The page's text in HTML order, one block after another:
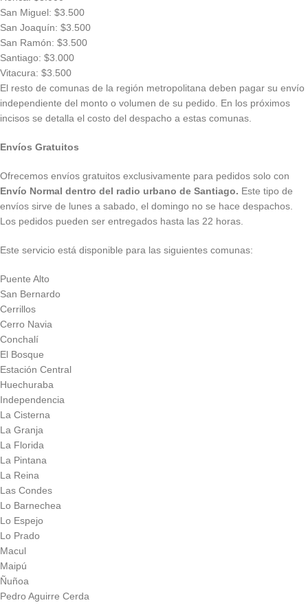
San Miguel: $3.500
San Joaquín: $3.500
San Ramón: $3.500
Santiago: $3.000
Vitacura: $3.500
El resto de comunas de la región metropolitana deben pagar su envío
independiente del monto o volumen de su pedido. En los próximos
incisos se detalla el costo del despacho a estas comunas.
Envíos Gratuitos
Ofrecemos envíos gratuitos exclusivamente para pedidos solo con
Envío Normal dentro del radio urbano de Santiago. Este tipo de
envíos sirve de lunes a sabado, el domingo no se hace despachos.
Los pedidos pueden ser entregados hasta las 22 horas.
Este servicio está disponible para las siguientes comunas:
Puente Alto
San Bernardo
Cerrillos
Cerro Navia
Conchalí
El Bosque
Estación Central
Huechuraba
Independencia
La Cisterna
La Granja
La Florida
La Pintana
La Reina
Las Condes
Lo Barnechea
Lo Espejo
Lo Prado
Macul
Maipú
Ñuñoa
Pedro Aguirre Cerda